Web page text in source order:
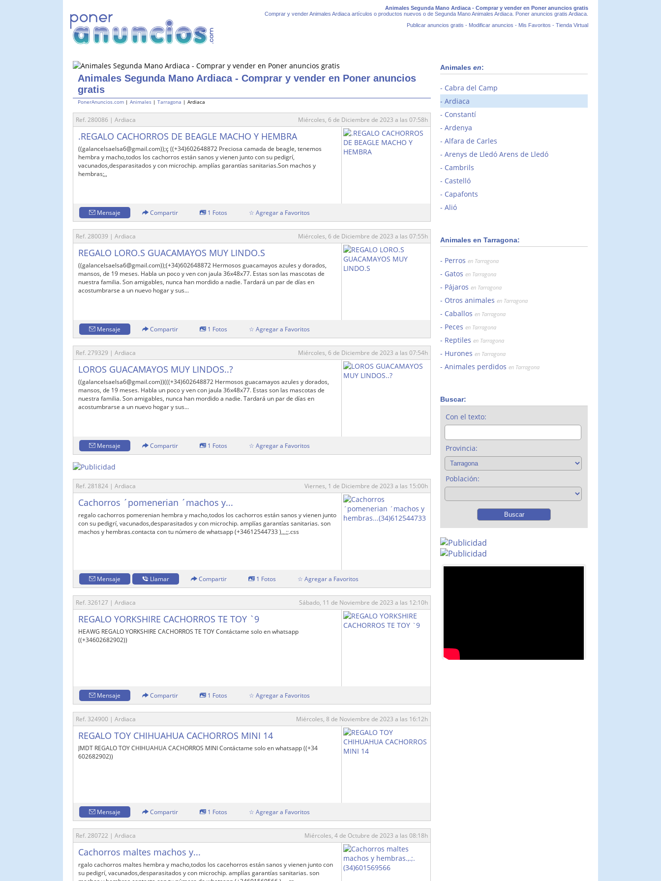
Animales Segunda Mano Ardiaca - Comprar y vender en Poner anuncios gratis
Comprar y vender Animales Ardiaca artículos o productos nuevos o de Segunda Mano Animales Ardiaca. Poner anuncios gratis Ardiaca.
Publicar anuncios gratis - Modificar anuncios - Mis Favoritos - Tienda Virtual
Animales Segunda Mano Ardiaca - Comprar y vender en Poner anuncios
gratis
PonerAnuncios.com | Animales | Tarragona | Ardiaca
Ref. 280086 | Ardiaca Miércoles, 6 de Diciembre de 2023 a las 07:58h
.REGALO CACHORROS DE BEAGLE MACHO Y HEMBRA
((galancelsaelsa6@gmail.com));ç ((+34)602648872 Preciosa camada de beagle, tenemos
hembra y macho,todos los cachorros están sanos y vienen junto con su pedigrí,
vacunados,desparasitados y con microchip. amplías garantías sanitarias.Son machos y
hembras;,,
Mensaje Compartir 1 Fotos ☆ Agregar a Favoritos
Ref. 280039 | Ardiaca Miércoles, 6 de Diciembre de 2023 a las 07:55h
REGALO LORO.S GUACAMAYOS MUY LINDO.S
((galancelsaelsa6@gmail.com));(+34)602648872 Hermosos guacamayos azules y dorados,
mansos, de 19 meses. Habla un poco y ven con jaula 36x48x77. Estas son las mascotas de
nuestra familia. Son amigables, nunca han mordido a nadie. Tardará un par de días en
acostumbrarse a un nuevo hogar y sus...
Mensaje Compartir 1 Fotos ☆ Agregar a Favoritos
Ref. 279329 | Ardiaca Miércoles, 6 de Diciembre de 2023 a las 07:54h
LOROS GUACAMAYOS MUY LINDOS..?
((galancelsaelsa6@gmail.com))(((+34)602648872 Hermosos guacamayos azules y dorados,
mansos, de 19 meses. Habla un poco y ven con jaula 36x48x77. Estas son las mascotas de
nuestra familia. Son amigables, nunca han mordido a nadie. Tardará un par de días en
acostumbrarse a un nuevo hogar y sus...
Mensaje Compartir 1 Fotos ☆ Agregar a Favoritos
Ref. 281824 | Ardiaca Viernes, 1 de Diciembre de 2023 a las 15:00h
Cachorros ´pomenerian ´machos y...
regalo cachorros pomerenian hembra y macho,todos los cachorros están sanos y vienen junto
con su pedigrí, vacunados,desparasitados y con microchip. amplías garantías sanitarias. son
machos y hembras.contacta con tu número de whatsapp (+34612544733 ),,,;;.css
Mensaje Llamar Compartir 1 Fotos ☆ Agregar a Favoritos
Ref. 326127 | Ardiaca Sábado, 11 de Noviembre de 2023 a las 12:10h
REGALO YORKSHIRE CACHORROS TE TOY `9
HEAWG REGALO YORKSHIRE CACHORROS TE TOY Contáctame solo en whatsapp
((+34602682902))
Mensaje Compartir 1 Fotos ☆ Agregar a Favoritos
Ref. 324900 | Ardiaca Miércoles, 8 de Noviembre de 2023 a las 16:12h
REGALO TOY CHIHUAHUA CACHORROS MINI 14
JMDT REGALO TOY CHIHUAHUA CACHORROS MINI Contáctame solo en whatsapp ((+34
602682902))
Mensaje Compartir 1 Fotos ☆ Agregar a Favoritos
Ref. 280722 | Ardiaca Miércoles, 4 de Octubre de 2023 a las 08:18h
Cachorros maltes machos y...
rgalo cachorros maltes hembra y macho,todos los cacehorros están sanos y vienen junto con
su pedigrí, vacunados,desparasitados y con microchip. amplías garantías sanitarias. son
Animales en:
Cabra del Camp
Ardiaca
Constantí
Ardenya
Alfara de Carles
Arenys de Lledó Arens de Lledó
Cambrils
Castelló
Capafonts
Alió
Animales en Tarragona:
Perros en Tarragona
Gatos en Tarragona
Pájaros en Tarragona
Otros animales en Tarragona
Caballos en Tarragona
Peces en Tarragona
Reptiles en Tarragona
Hurones en Tarragona
Animales perdidos en Tarragona
Buscar:
Con el texto:
Provincia:
Población: